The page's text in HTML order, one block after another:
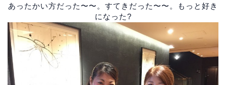
あったかい方だった〜〜。すてきだった〜〜。もっと好き
になった?